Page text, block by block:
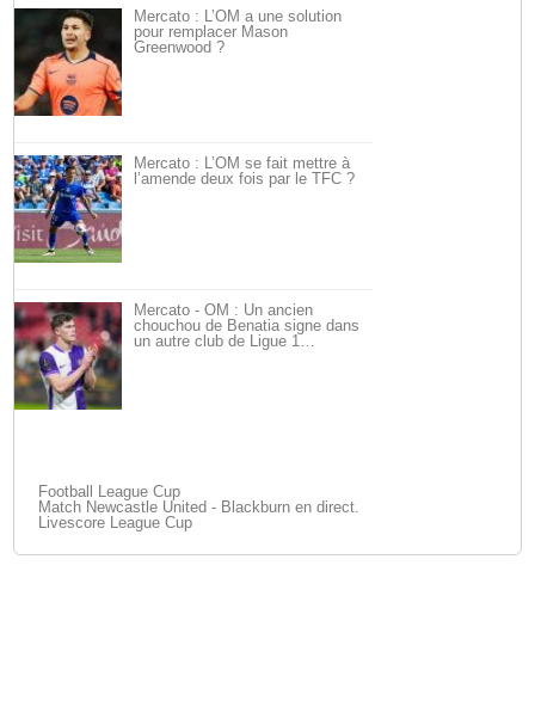
Mercato : L’OM a une solution
pour remplacer Mason
Greenwood ?
Mercato : L’OM se fait mettre à
l’amende deux fois par le TFC ?
Mercato - OM : Un ancien
chouchou de Benatia signe dans
un autre club de Ligue 1…
Football League Cup
Match Newcastle United - Blackburn en direct.
Livescore League Cup